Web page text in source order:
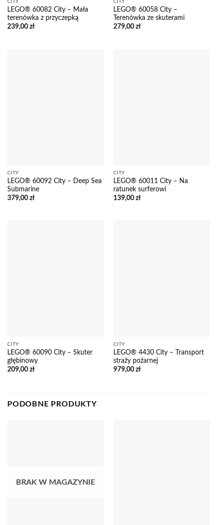
CITY
LEGO® 60082 City – Mała
terenówka z przyczepką
239,00 zł
CITY
LEGO® 60058 City –
Terenówka ze skuterami
279,00 zł
CITY
LEGO® 60092 City – Deep Sea
Submarine
379,00 zł
CITY
LEGO® 60011 City – Na
ratunek surferowi
139,00 zł
CITY
LEGO® 60090 City – Skuter
głębinowy
209,00 zł
CITY
LEGO® 4430 City – Transport
straży pożarnej
979,00 zł
PODOBNE PRODUKTY
BRAK W MAGAZYNIE